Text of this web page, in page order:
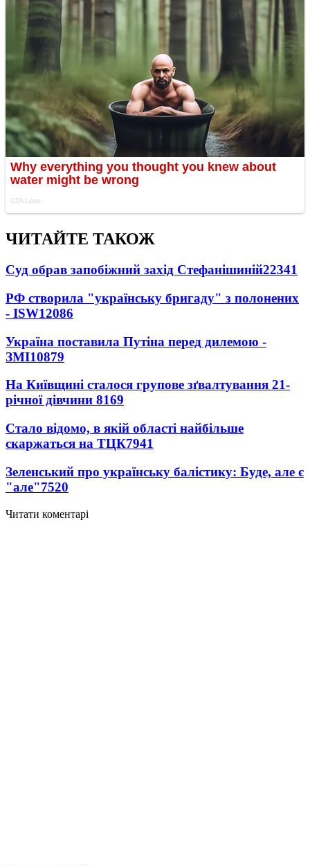
ЧИТАЙТЕ ТАКОЖ
Суд обрав запобіжний захід Стефанішиній22341
РФ створила "українську бригаду" з полонених
- ISW12086
Україна поставила Путіна перед дилемою -
ЗМІ10879
На Київщині сталося групове зґвалтування 21-
річної дівчини 8169
Стало відомо, в якій області найбільше
скаржаться на ТЦК7941
Зеленський про українську балістику: Буде, але є
"але"7520
Читати коментарі